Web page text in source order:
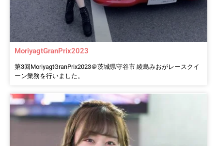
MoriyagtGranPrix2023
第3回MoriyagtGranPrix2023＠茨城県守谷市 綾島みおがレースクイ
ーン業務を行いました。